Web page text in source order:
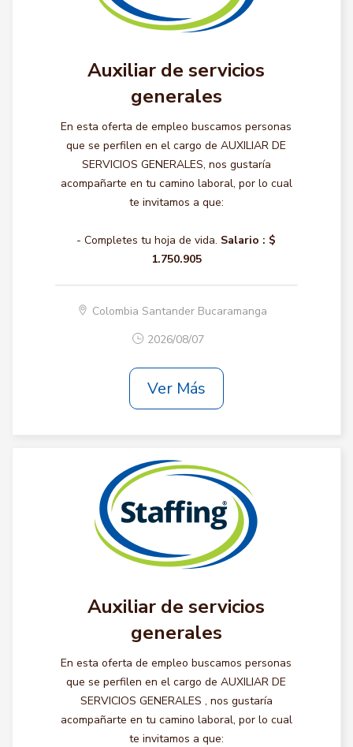
Auxiliar de servicios
generales
En esta oferta de empleo buscamos personas
que se perfilen en el cargo de AUXILIAR DE
SERVICIOS GENERALES, nos gustaría
acompañarte en tu camino laboral, por lo cual
te invitamos a que:
- Completes tu hoja de vida. Salario : $
1.750.905
Colombia Santander Bucaramanga
2026/08/07
Ver Más
Auxiliar de servicios
generales
En esta oferta de empleo buscamos personas
que se perfilen en el cargo de AUXILIAR DE
SERVICIOS GENERALES , nos gustaría
acompañarte en tu camino laboral, por lo cual
te invitamos a que: